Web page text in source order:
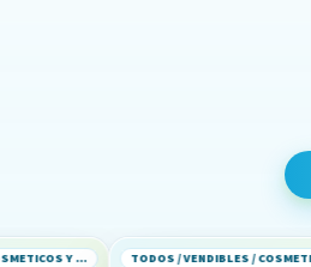
TODOS / VENDIBLES / COSMETICOS Y PERFUMERIA